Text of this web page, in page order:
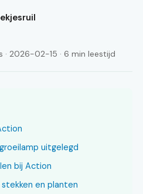
· 2026-02-15 · 6 min leestijd
uitgelegd
bij Action
en planten